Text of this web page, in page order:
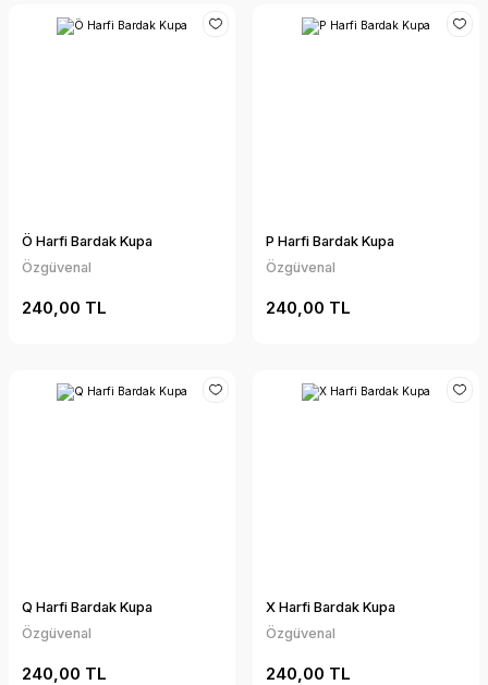
Ö Harfi Bardak Kupa
Özgüvenal
240,00 TL
P Harfi Bardak Kupa
Özgüvenal
240,00 TL
Q Harfi Bardak Kupa
Özgüvenal
240,00 TL
X Harfi Bardak Kupa
Özgüvenal
240,00 TL